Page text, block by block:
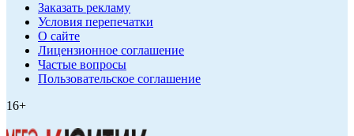
Заказать рекламу
Условия перепечатки
О сайте
Лицензионное соглашение
Частые вопросы
Пользовательское соглашение
16+